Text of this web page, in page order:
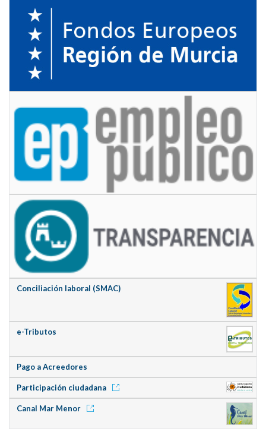
Conciliación laboral (SMAC)
e-Tributos
Pago a Acreedores
Participación ciudadana
Canal Mar Menor